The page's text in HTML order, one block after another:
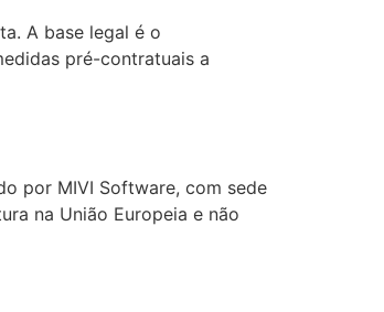
A base legal é o
pré-contratuais a
por MIVI Software, com sede
na União Europeia e não